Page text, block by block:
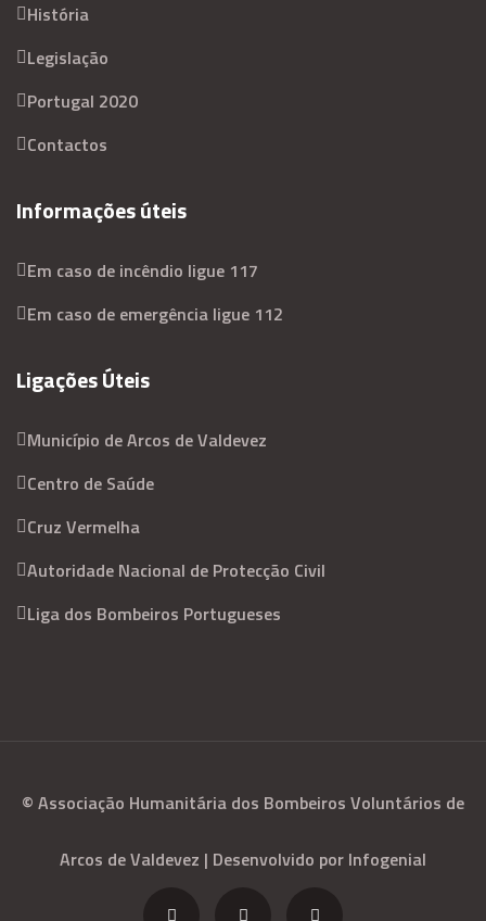
História
Legislação
Portugal 2020
Contactos
Informações úteis
Em caso de incêndio ligue 117
Em caso de emergência ligue 112
Ligações Úteis
Município de Arcos de Valdevez
Centro de Saúde
Cruz Vermelha
Autoridade Nacional de Protecção Civil
Liga dos Bombeiros Portugueses
© Associação Humanitária dos Bombeiros Voluntários de
Arcos de Valdevez | Desenvolvido por Infogenial